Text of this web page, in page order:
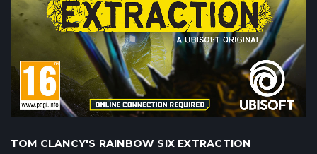
TOM CLANCY'S RAINBOW SIX EXTRACTION